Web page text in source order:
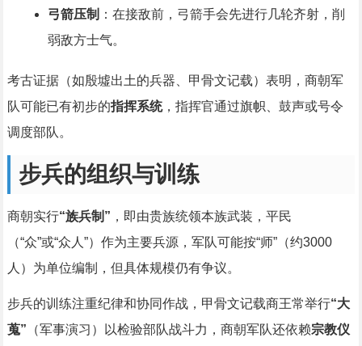
弓箭压制 ：在接敌前，弓箭手会先进行几轮齐射，削
弱敌方士气。
考古证据（如殷墟出土的兵器、甲骨文记载）表明，商朝军
队可能已有初步的指挥系统，指挥官通过旗帜、鼓声或号令
调度部队。
步兵的组织与训练
商朝实行“族兵制” ，即由贵族统领本族武装，平民
（“众”或“众人”）作为主要兵源，军队可能按“师”（约3000
人）为单位编制，但具体规模仍有争议。
步兵的训练注重纪律和协同作战，甲骨文记载商王常举行“大
蒐” （军事演习）以检验部队战斗力，商朝军队还依赖宗教仪